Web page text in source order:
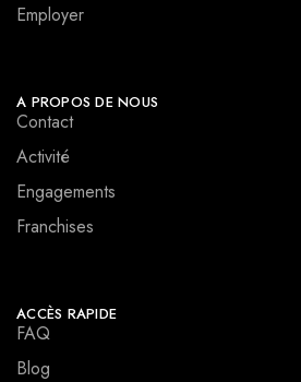
Employer
A PROPOS DE NOUS
Contact
Activité
Engagements
Franchises
ACCÈS RAPIDE
FAQ
Blog